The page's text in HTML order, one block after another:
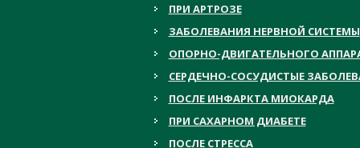
ПРИ АРТРОЗЕ
ЗАБОЛЕВАНИЯ НЕРВНОЙ СИСТЕМЫ
ОПОРНО-ДВИГАТЕЛЬНОГО
СЕРДЕЧНО-СОСУДИСТЫЕ
ПОСЛЕ ИНФАРКТА МИОКАРДА
ПРИ САХАРНОМ ДИАБЕТЕ
ПОСЛЕ СТРЕССА